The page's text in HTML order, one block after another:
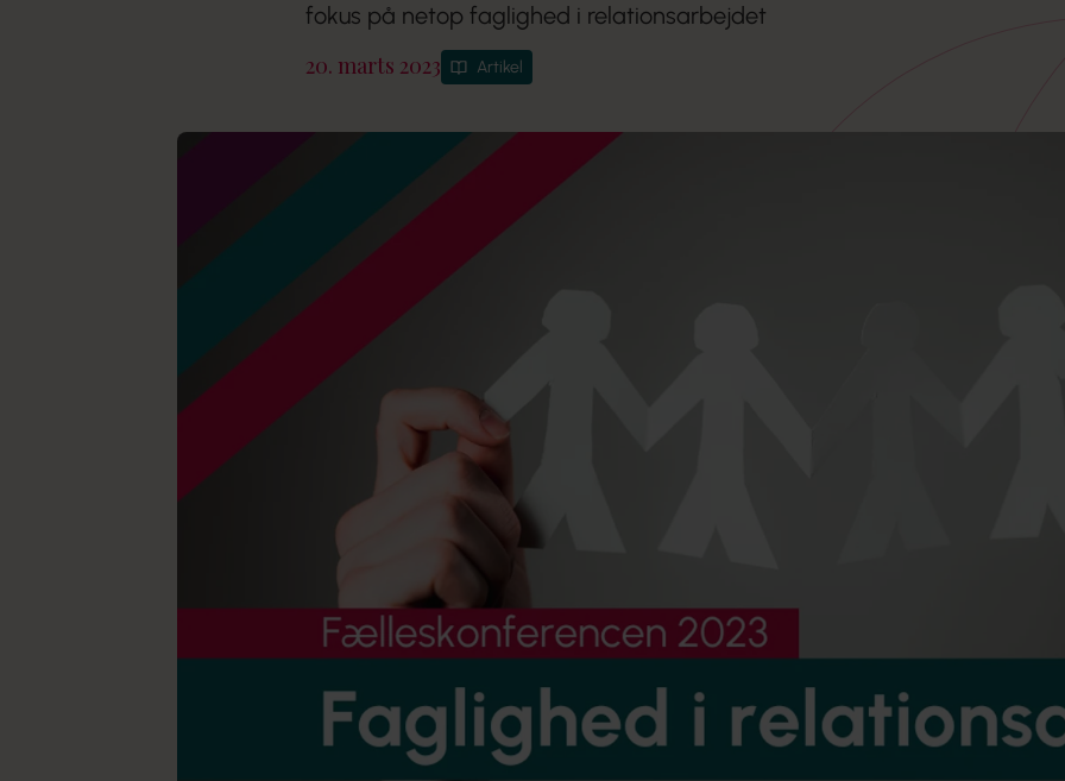
fokus på netop faglighed i relationsarbejdet
20. marts 2023
Artikel